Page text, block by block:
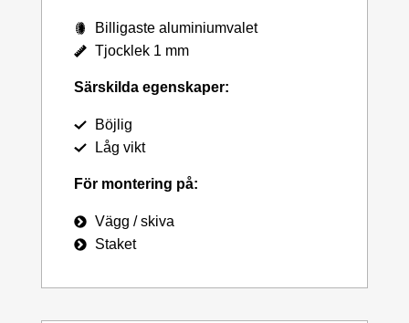
Billigaste aluminiumvalet
Tjocklek 1 mm
Särskilda egenskaper:
Böjlig
Låg vikt
För montering på:
Vägg / skiva
Staket